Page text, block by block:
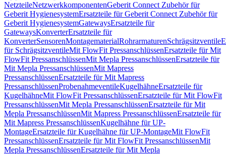
NetzteileNetzwerkkomponentenGeberit Connect Zubehör für
Geberit HygienesystemErsatzteile für Geberit Connect Zubehör für
Geberit HygienesystemGatewaysErsatzteile für
GatewaysKonverterErsatzteile für
KonverterSensorenMontagematerialRohrarmaturenSchrägsitzventile
für SchrägsitzventileMit FlowFit PressanschlüssenErsatzteile für Mit
FlowFit PressanschlüssenMit Mepla PressanschlüssenErsatzteile für
Mit Mepla PressanschlüssenMit Mapress
PressanschlüssenErsatzteile für Mit Mapress
PressanschlüssenProbenahmeventileKugelhähneErsatzteile für
KugelhähneMit FlowFit PressanschlüssenErsatzteile für Mit FlowFit
PressanschlüssenMit Mepla PressanschlüssenErsatzteile für Mit
Mepla PressanschlüssenMit Mapress PressanschlüssenErsatzteile für
Mit Mapress PressanschlüssenKugelhähne für UP-
MontageErsatzteile für Kugelhähne für UP-MontageMit FlowFit
PressanschlüssenErsatzteile für Mit FlowFit PressanschlüssenMit
Mepla PressanschlüssenErsatzteile für Mit Mepla